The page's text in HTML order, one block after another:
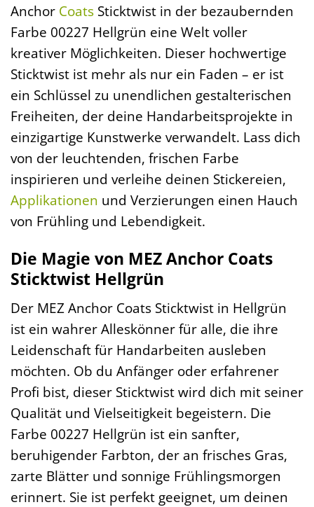
Anchor Coats Sticktwist in der bezaubernden
Farbe 00227 Hellgrün eine Welt voller
kreativer Möglichkeiten. Dieser hochwertige
Sticktwist ist mehr als nur ein Faden – er ist
ein Schlüssel zu unendlichen gestalterischen
Freiheiten, der deine Handarbeitsprojekte in
einzigartige Kunstwerke verwandelt. Lass dich
von der leuchtenden, frischen Farbe
inspirieren und verleihe deinen Stickereien,
Applikationen und Verzierungen einen Hauch
von Frühling und Lebendigkeit.
Die Magie von MEZ Anchor Coats
Sticktwist Hellgrün
Der MEZ Anchor Coats Sticktwist in Hellgrün
ist ein wahrer Alleskönner für alle, die ihre
Leidenschaft für Handarbeiten ausleben
möchten. Ob du Anfänger oder erfahrener
Profi bist, dieser Sticktwist wird dich mit seiner
Qualität und Vielseitigkeit begeistern. Die
Farbe 00227 Hellgrün ist ein sanfter,
beruhigender Farbton, der an frisches Gras,
zarte Blätter und sonnige Frühlingsmorgen
erinnert. Sie ist perfekt geeignet, um deinen